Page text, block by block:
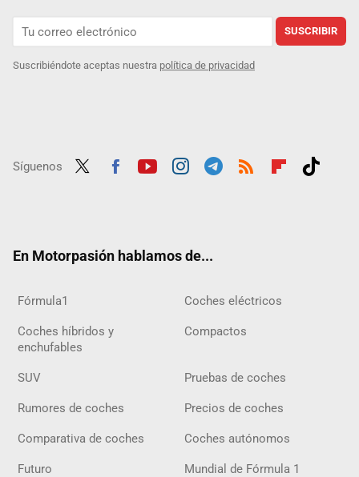
SUSCRIBIR
Suscribiéndote aceptas nuestra política de privacidad
Síguenos
En Motorpasión hablamos de...
Fórmula1 Coches eléctricos
Coches híbridos y
enchufables
Compactos
SUV Pruebas de coches
Rumores de coches Precios de coches
Comparativa de coches Coches autónomos
Futuro Mundial de Fórmula 1